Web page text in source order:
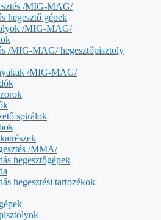
/MIG-MAG/
hegesztő gépek
/MIG-MAG/
/MIG-MAG/ hegesztőpisztoly
/MIG-MAG/
spirálok
/MMA/
hegesztőgépek
hegesztési tartozékok